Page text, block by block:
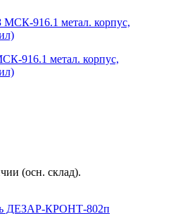
916.1 метал. корпус,
(осн. склад).